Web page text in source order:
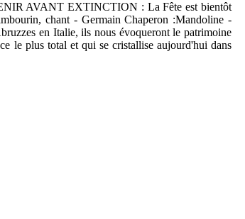
AVANT EXTINCTION : La Fête est bientôt
chant - Germain Chaperon :Mandoline -
en Italie, ils nous évoqueront le patrimoine
le plus total et qui se cristallise aujourd'hui dans